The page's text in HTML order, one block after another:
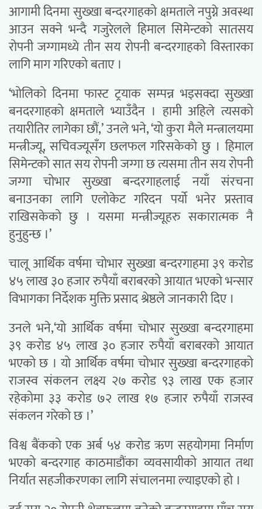
आगामी दिनमा सुख्खा बन्दरगाहको क्षमताले नपुग्ने अवस्था
आउन सक्ने भन्दै गजुरेलले हिमाल सिमेन्टको सातसय
रोपनी जग्गामध्ये तीन सय रोपनी बन्दरगाहको विस्तारका
लागि माग गरिएको बताए ।
‘भोलिको दिनमा फास्ट ट्रयाक सम्पन्न भइसक्दा सुख्खा
बनदरगाहको क्षमताले भ्याउँदैन । हामी अहिले त्यसको
तयारीतिर लागेका छौं,’ उनले भने, ‘यो कुरा मैले मन्त्रालयमा
मन्त्रीज्यू, सचिवज्यूसँग छलफल गरिसकेको छु । हिमाल
सिमेन्टको सात सय रोपनी जग्गा छ त्यसमा तीन सय रोपनी
जग्गा चोभार सुख्खा बन्दरगाहलाई नयाँ संरचना
बनाउनका लागि एलोकेट गरिदन पर्यो भनेर प्रस्ताव
राखिसकेको छु । यसमा मन्त्रीज्यूहरु सकारात्मक नै
हुनुहुन्छ ।’
चालू आर्थिक वर्षमा चोभार सुख्खा बन्दरगाहमा ३९ करोड
४५ लाख ३० हजार रुपैयाँ बराबरको आयात भएको भन्सार
विभागका निर्देशक मुक्ति प्रसाद श्रेष्ठले जानकारी दिए ।
उनले भने,‘यो आर्थिक वर्षमा चोभार सुख्खा बन्दरगाहमा
३९ करोड ४५ लाख ३० हजार रुपैयाँ बराबरको आयात
भएको छ । यो आर्थिक वर्षमा चोभार सुख्खा बन्दरगाहको
राजस्व संकलन लक्ष्य २७ करोड ९३ लाख एक हजार
रहेकोमा ३३ करोड ७२ लाख १७ हजार रुपैयाँ राजस्व
संकलन गरेको छ ।’
विश्व बैंकको एक अर्ब ५४ करोड ऋण सहयोगमा निर्माण
भएको बन्दरगाह काठमाडौंका व्यवसायीको आयात तथा
निर्यात सहजीकरणका लागि संचालनमा ल्याइएको हो ।